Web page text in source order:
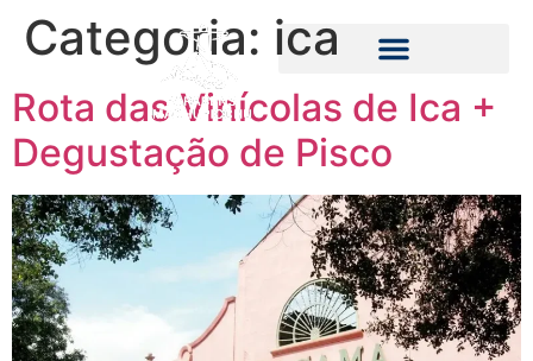
Categoria: ica
Rota das Vinícolas de Ica +
Degustação de Pisco